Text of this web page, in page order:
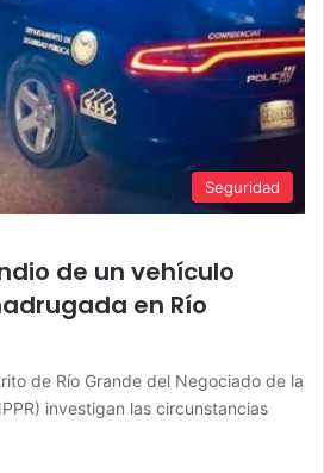
Seguridad
de un vehículo
en Río
de Río Grande del Negociado de la
investigan las circunstancias